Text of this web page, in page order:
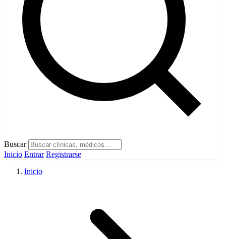
Buscar
Inicio Entrar Registrarse
Inicio